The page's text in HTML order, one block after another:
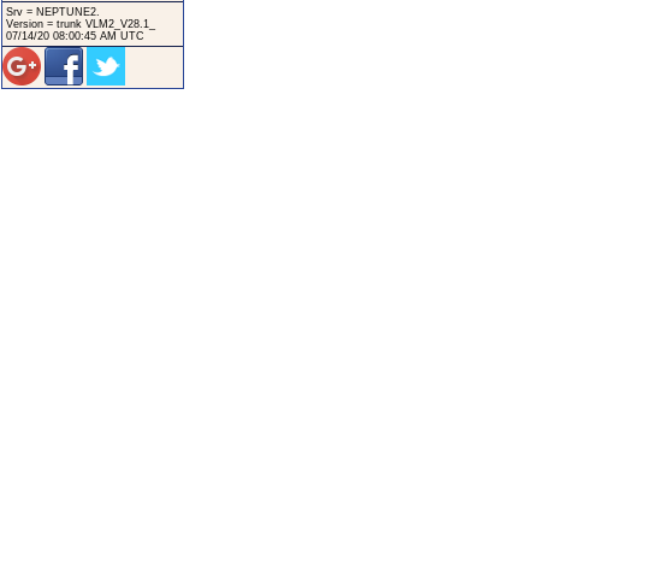
Srv = NEPTUNE2.
Version = trunk VLM2_V28.1_
07/14/20 08:00:45 AM UTC